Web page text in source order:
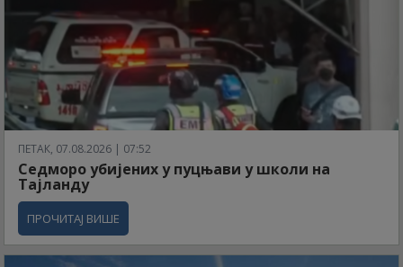
ПЕТАК, 07.08.2026 | 07:52
Седморо убијених у пуцњави у школи на
Тајланду
ПРОЧИТАЈ ВИШЕ